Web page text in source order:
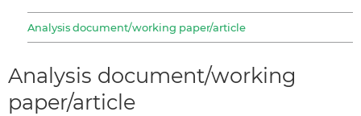
Analysis document/working paper/article
Analysis document/working
paper/article